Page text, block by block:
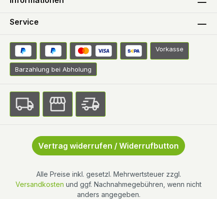
Service
Vorkasse
Barzahlung bei Abholung
Vertrag widerrufen / Widerrufbutton
Alle Preise inkl. gesetzl. Mehrwertsteuer zzgl.
Versandkosten und ggf. Nachnahmegebühren, wenn nicht
anders angegeben.